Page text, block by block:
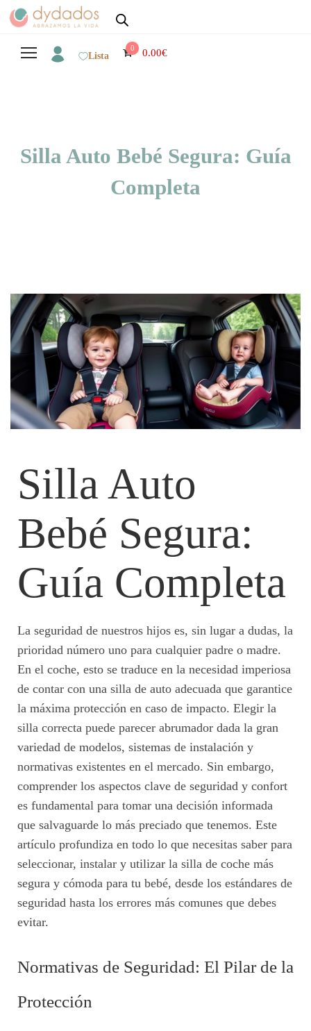
Lista
0 0.00€
Silla Auto Bebé Segura: Guía
Completa
Silla Auto
Bebé Segura:
Guía Completa
La seguridad de nuestros hijos es, sin lugar a dudas, la
prioridad número uno para cualquier padre o madre.
En el coche, esto se traduce en la necesidad imperiosa
de contar con una silla de auto adecuada que garantice
la máxima protección en caso de impacto. Elegir la
silla correcta puede parecer abrumador dada la gran
variedad de modelos, sistemas de instalación y
normativas existentes en el mercado. Sin embargo,
comprender los aspectos clave de seguridad y confort
es fundamental para tomar una decisión informada
que salvaguarde lo más preciado que tenemos. Este
artículo profundiza en todo lo que necesitas saber para
seleccionar, instalar y utilizar la silla de coche más
segura y cómoda para tu bebé, desde los estándares de
seguridad hasta los errores más comunes que debes
evitar.
Normativas de Seguridad: El Pilar de la
Protección